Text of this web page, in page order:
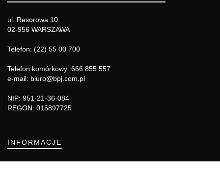
ul. Resorowa 10
02-956 WARSZAWA
Telefon: (22) 55 00 700
Telefon komórkowy: 666 855 557
e-mail: biuro@bpj.com.pl
NIP: 951-21-36-084
REGON: 015897725
INFORMACJE